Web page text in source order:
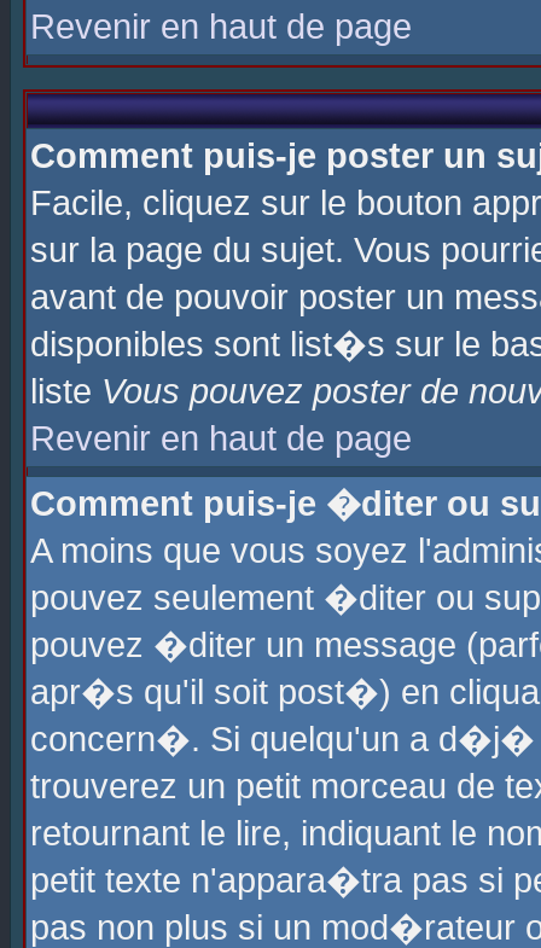
Revenir en haut de page
Comment puis-je poster un
Facile, cliquez sur le bouton
sur la page du sujet. Vous
avant de pouvoir poster un
disponibles sont list�s sur le
liste Vous pouvez poster de
Revenir en haut de page
Comment puis-je �diter ou
A moins que vous soyez
pouvez seulement �diter ou
pouvez �diter un message
apr�s qu'il soit post�) en
concern�. Si quelqu'un a
trouverez un petit morceau de
retournant le lire, indiquant le
petit texte n'appara�tra pas si
pas non plus si un mod�rateur